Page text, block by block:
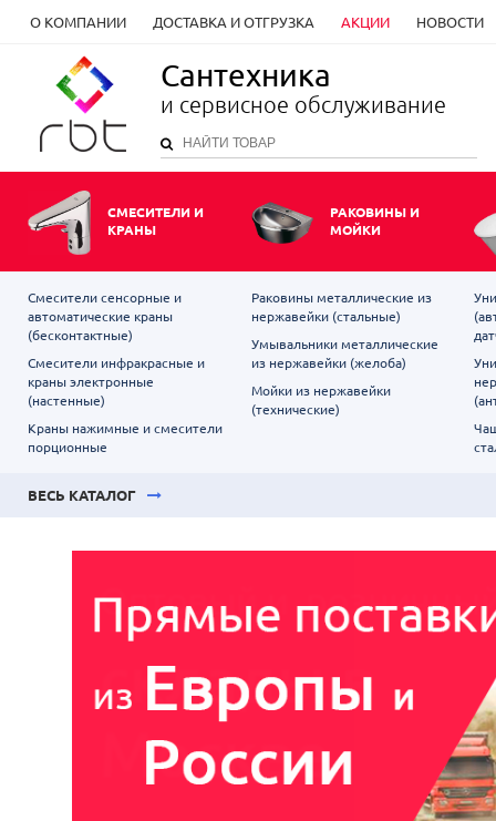
О КОМПАНИИ ДОСТАВКА И ОТГРУЗКА АКЦИИ НОВОСТИ
Сантехника
и сервисное обслуживание
СМЕСИТЕЛИ И
КРАНЫ
РАКОВИНЫ И
МОЙКИ
Смесители сенсорные и
автоматические краны
(бесконтактные)
Смесители инфракрасные и
краны электронные
(настенные)
Краны нажимные и смесители
порционные
Раковины металлические из
нержавейки (стальные)
Умывальники металлические
из нержавейки (желоба)
Мойки из нержавейки
(технические)
ВЕСЬ КАТАЛОГ